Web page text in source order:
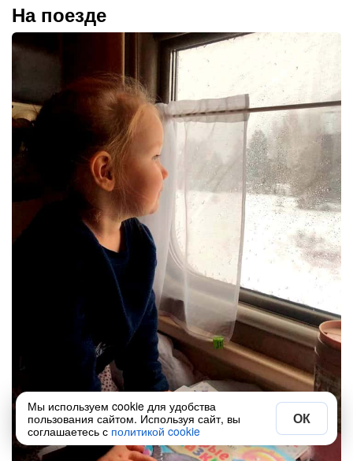
На поезде
Мы используем cookie для удобства
пользования сайтом. Используя сайт, вы
соглашаетесь с политикой cookie
ОК